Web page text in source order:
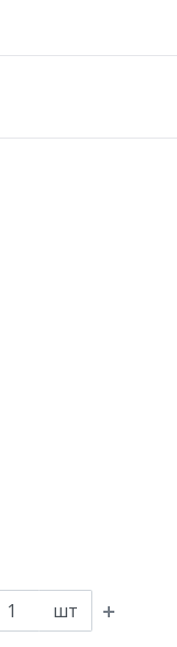
шт